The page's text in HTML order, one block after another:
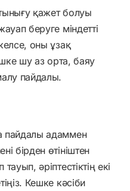
тынығу қажет болуы
беруге міндетті
оны ұзақ
шу аз орта, баяу
пайдалы.
пайдалы адаммен
бірден өтініштен
әріптестіктің екі
Кешке кәсіби